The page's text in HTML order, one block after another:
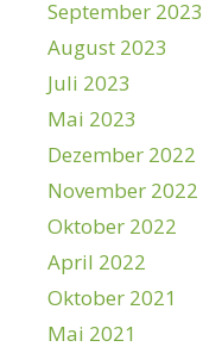
September 2023
August 2023
Juli 2023
Mai 2023
Dezember 2022
November 2022
Oktober 2022
April 2022
Oktober 2021
Mai 2021